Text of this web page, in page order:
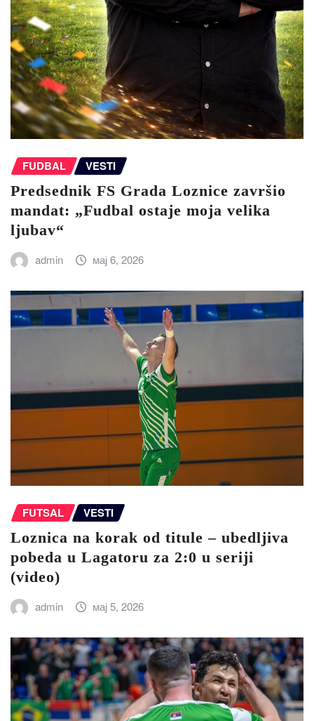
FUDBAL VESTI
Predsednik FS Grada Loznice završio
mandat: „Fudbal ostaje moja velika
ljubav“
admin мај 6, 2026
FUTSAL VESTI
Loznica na korak od titule – ubedljiva
pobeda u Lagatoru za 2:0 u seriji
(video)
admin мај 5, 2026